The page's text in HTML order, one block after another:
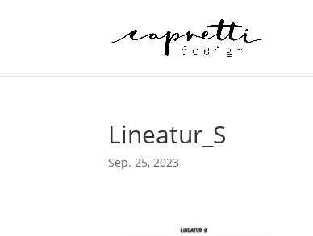
Lineatur_S
Sep. 25, 2023